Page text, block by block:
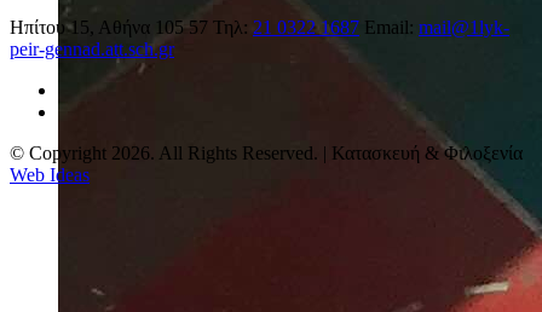
Ηπίτου 15, Αθήνα 105 57 Τηλ: 21 0322 1687 Email: mail@1lyk-
peir-gennad.att.sch.gr
© Copyright 2026. All Rights Reserved. | Κατασκευή & Φιλοξενία
Web Ideas